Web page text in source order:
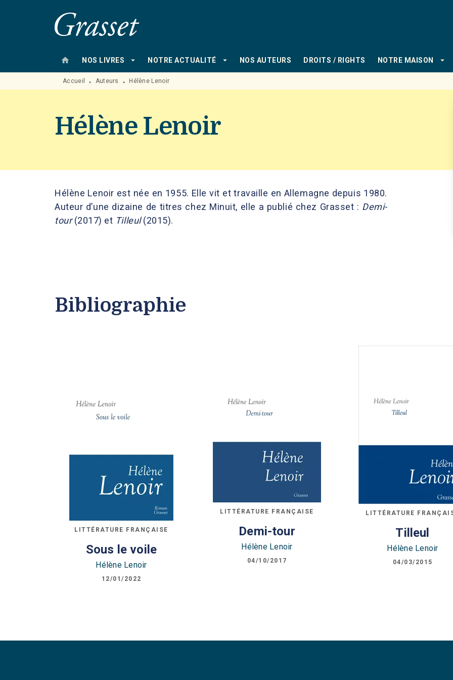
MENU RECHERCHE
home NOS LIVRES arrow_drop_down NOTRE ACTUALITÉ arrow_drop_down NOS AUTEURS DROITS / RIGHTS NOTRE MAISON arrow_drop_down
Accueil • Auteurs • Hélène Lenoir
Hélène Lenoir
Hélène Lenoir est née en 1955. Elle vit et travaille en Allemagne depuis 1980.
Auteur d’une dizaine de titres chez Minuit, elle a publié chez Grasset : Demi-
tour(2017) et Tilleul(2015).
Bibliographie
LITTÉRATURE FRANÇAISE
Sous le voile
Hélène Lenoir
12/01/2022
LITTÉRATURE FRANÇAISE
Demi-tour
Hélène Lenoir
04/10/2017
LITTÉRATURE
Tilleul
Hélène Lenoir
04/03/2015